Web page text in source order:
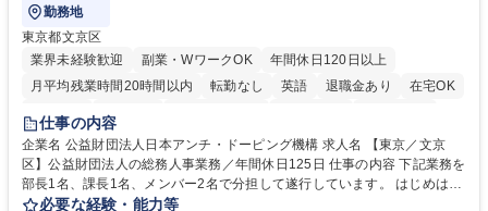
勤務地
東京都文京区
業界未経験歓迎
副業・WワークOK
年間休日120日以上
月平均残業時間20時間以内
転勤なし 英語 退職金あり
在宅OK
賞与あり
育休あり
食事補助あり
仕事の内容
企業名 公益財団法人日本アンチ・ドーピング機構 求人名 【東京／文京
区】公益財団法人の総務人事業務／年間休日125日 仕事の内容 下記業務を
部長1名、課長1名、メンバー2名で分担して遂行しています。 はじめは担
当者として業務を覚えていただき、ゆくゆくはリーダーやマネージャーポ
必要な経験・能力等